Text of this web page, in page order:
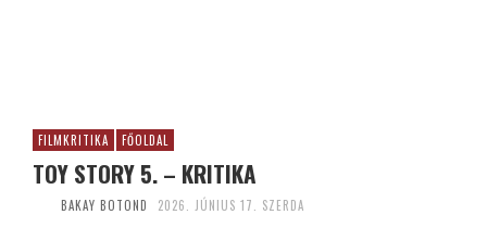
FILMKRITIKA FŐOLDAL
TOY STORY 5. – KRITIKA
BAKAY BOTOND 2026. JÚNIUS 17. SZERDA